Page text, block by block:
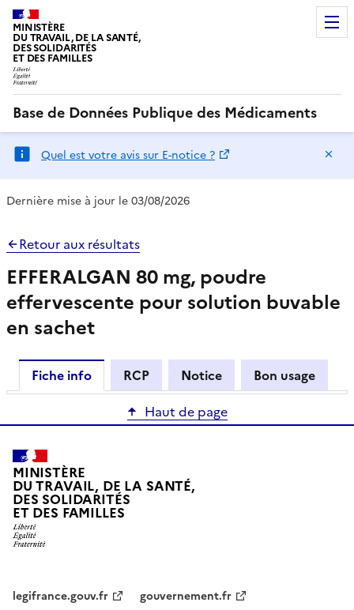
MINISTÈRE
DU TRAVAIL, DE LA SANTÉ,
DES SOLIDARITÉS
ET DES FAMILLES
Base de Données Publique des Médicaments
Quel est votre avis sur E-notice ?
Dernière mise à jour le 03/08/2026
Retour aux résultats
EFFERALGAN 80 mg, poudre
effervescente pour solution buvable
en sachet
Fiche info RCP Notice
Bon usage
Haut de page
MINISTÈRE
DU TRAVAIL, DE LA SANTÉ,
DES SOLIDARITÉS
ET DES FAMILLES
legifrance.gouv.fr
gouvernement.fr